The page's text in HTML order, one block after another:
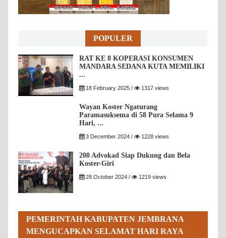
POPULER
RAT KE 8 KOPERASI KONSUMEN
MANDARA SEDANA KUTA MEMILIKI
...
18 February 2025 / 1317 views
Wayan Koster Ngaturang
Paramasuksema di 58 Pura Selama 9
Hari, ...
3 December 2024 / 1228 views
200 Advokad Siap Dukung dan Bela
Koster-Giri
28 October 2024 / 1219 views
PEMERINTAH KABUPATEN JEMBRANA
MENGUCAPKAN SELAMAT HARI RAYA